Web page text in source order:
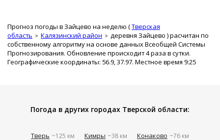
Прогноз погоды в Зайцево на неделю (Тверская
область
Калязинский район деревня Зайцево ) расчитан по
собственному алгоритму на основе данных Всеобщей Системы
Прогнозирования. Обновление происходит 4 раза в сутки.
Географические координаты: 56.9, 37.97. Местное время 9:25
Погода в других городах Тверской области:
Тверь ~125 км Кимры ~38 км Конаково ~76 км